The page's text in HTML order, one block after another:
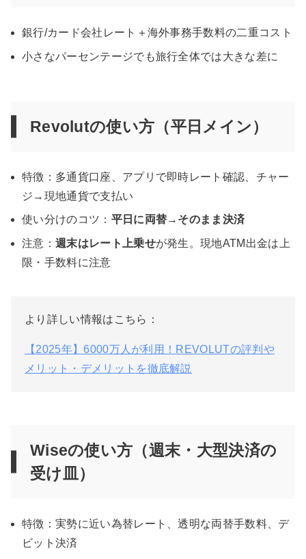
銀行/カード会社レート＋海外事務手数料の二重コスト
小さなパーセンテージでも旅行全体では大きな差に
Revolutの使い方（平日メイン）
特徴：多通貨口座、アプリで即時レート確認、チャー
ジ→現地通貨で支払い
使い分けのコツ： 平日に両替→そのまま決済
注意： 週末はレート上乗せが発生。現地ATM出金は上
限・手数料に注意
より詳しい情報はこちら：
【2025年】6000万人が利用！REVOLUTの評判や
メリット・デメリットを徹底解説
Wiseの使い方（週末・大型決済の
受け皿）
特徴：実勢に近い為替レート、透明な両替手数料、デ
ビット決済